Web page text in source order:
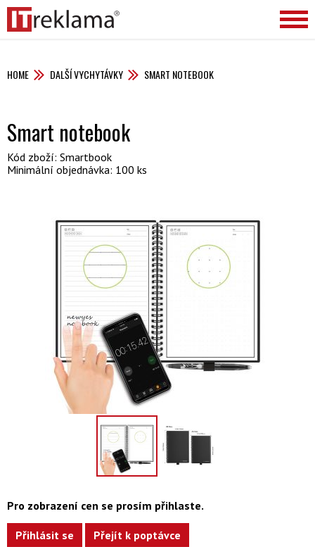
HOME DALŠÍ VYCHYTÁVKY SMART NOTEBOOK
Smart notebook
Kód zboží: Smartbook
Minimální objednávka: 100 ks
Pro zobrazení cen se prosím přihlaste.
Přihlásit se Přejít k poptávce